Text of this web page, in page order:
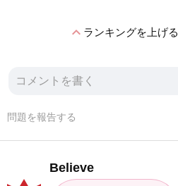
expand_lessランキングを上げる
問題を報告する
Believe